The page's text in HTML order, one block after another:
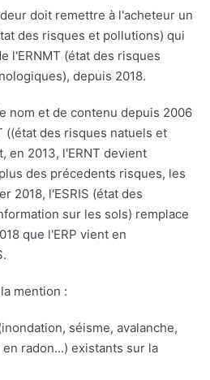
doit remettre à l'acheteur un
des risques et pollutions) qui
l'ERNMT (état des risques
depuis 2018.
nom et de contenu depuis 2006
((état des risques natuels et
en 2013, l'ERNT devient
des précedents risques, les
2018, l'ESRIS (état des
sur les sols) remplace
que l'ERP vient en
mention :
séisme, avalanche,
radon...) existants sur la